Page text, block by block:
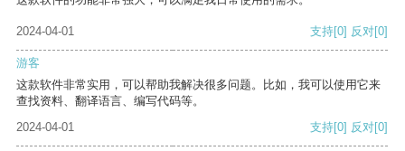
2024-04-01 支持[0] 反对[0]
游客
这款软件非常实用，可以帮助我解决很多问题。比如，我可以使用它来
查找资料、翻译语言、编写代码等。
2024-04-01
支持[0] 反对[0]